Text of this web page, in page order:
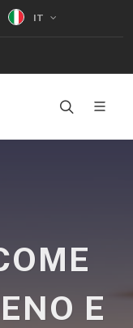
IT
E